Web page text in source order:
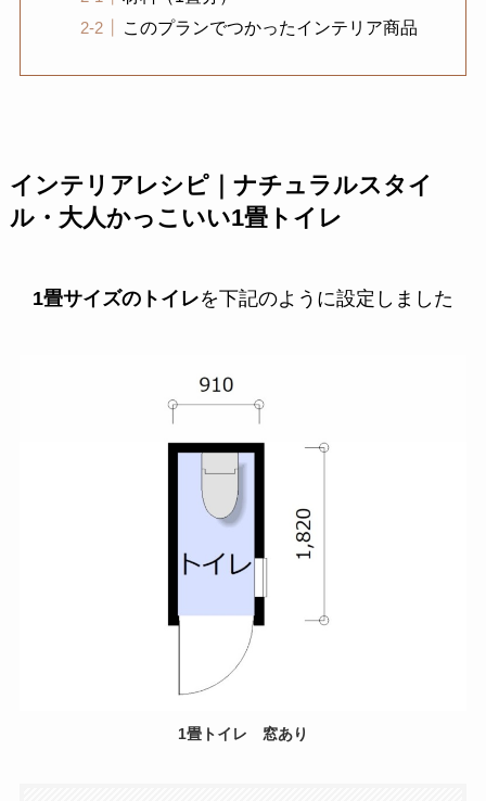
このプランでつかったインテリア商品
インテリアレシピ｜ナチュラルスタイ
ル・大人かっこいい1畳トイレ
1畳サイズのトイレを下記のように設定しました
1畳トイレ 窓あり